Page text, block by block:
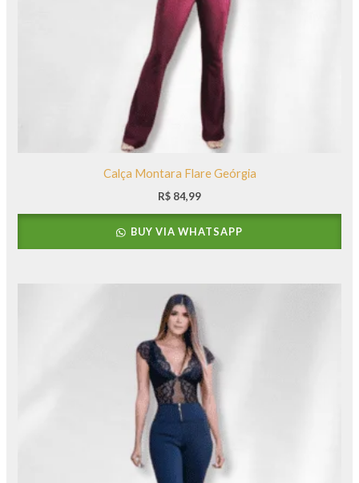
Calça Montara Flare Geórgia
R$ 84,99
BUY VIA WHATSAPP